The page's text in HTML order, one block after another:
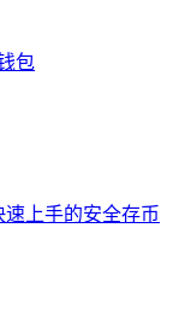
包
上手的安全存币